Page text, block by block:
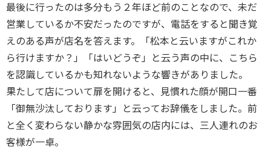
最後に行ったのは多分もう２年ほど前のことなので、未だ
営業しているか不安だったのですが、電話をすると聞き覚
えのある声が店名を答えます。「松本と云いますがこれか
ら行けますか？」「はいどうぞ」と云う声の中に、こちら
を認識しているかも知れないような響きがありました。
果たして店について扉を開けると、見慣れた顔が開口一番
「御無沙汰しております」と云ってお辞儀をしました。前
と全く変わらない静かな雰囲気の店内には、三人連れのお
客様が一卓。